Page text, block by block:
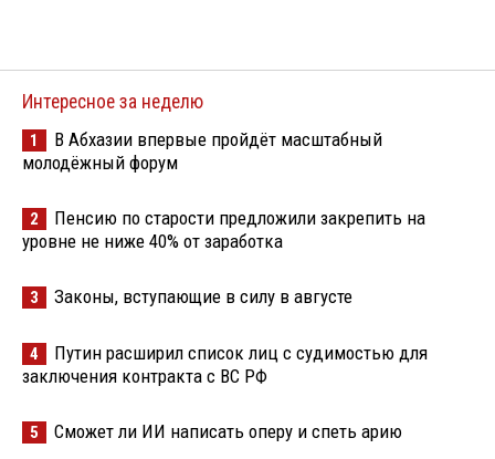
Интересное за неделю
1
В Абхазии впервые пройдёт масштабный
молодёжный форум
2
Пенсию по старости предложили закрепить на
уровне не ниже 40% от заработка
3 Законы, вступающие в силу в августе
4
Путин расширил список лиц с судимостью для
заключения контракта с ВС РФ
5 Сможет ли ИИ написать оперу и спеть арию